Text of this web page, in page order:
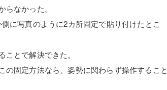
なかった。
に写真のように2カ所固定で貼り付けたとこ
とで解決できた。
固定方法なら、姿勢に関わらず操作すること